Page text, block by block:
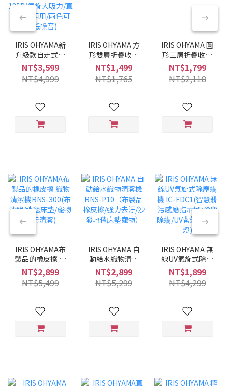
IRIS OHYAMA新
升級款自走式輕
量無線吸塵器
SCD-185P(氣旋
大吸力/直立手持
噪音)
NT$3,599
NT$4,999
IRIS OHYAMA 方
形雙層折疊收納
推車 MUW-S2
NT$1,499
NT$1,765
IRIS OHYAMA 圓
形三層折疊收納
推車 MUW-R3
NT$1,799
NT$2,118
IRIS OHYAMA布
製品的橡皮擦 織
物清潔機RNS-
300(布沙發/地毯
床墊/寵物髒污清
NT$2,899
NT$5,499
IRIS OHYAMA 自
動給水織物清潔
機 RNS-P10（布
製品橡皮擦/強力
去汙/沙發地毯床
NT$2,899
NT$5,299
IRIS OHYAMA 無
線UV氣旋式除塵
螨機 IC-FDC1(智
慧髒污感應指示
燈/除塵除螨/UV
NT$1,899
NT$4,299